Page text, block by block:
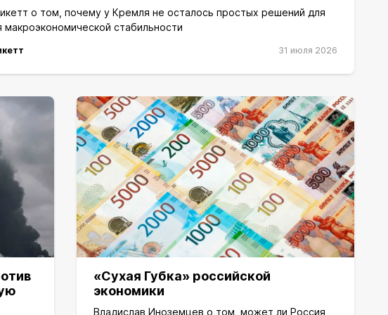
о том, почему у Кремля не осталось простых решений для
макроэкономической стабильности
31 июля 2026
«Сухая Губка» российской
экономики
Владислав Иноземцев о том, может ли Россия